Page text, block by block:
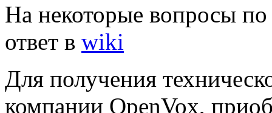
На некоторые вопросы
ответ в wiki
Для получения
компании OpenVox,